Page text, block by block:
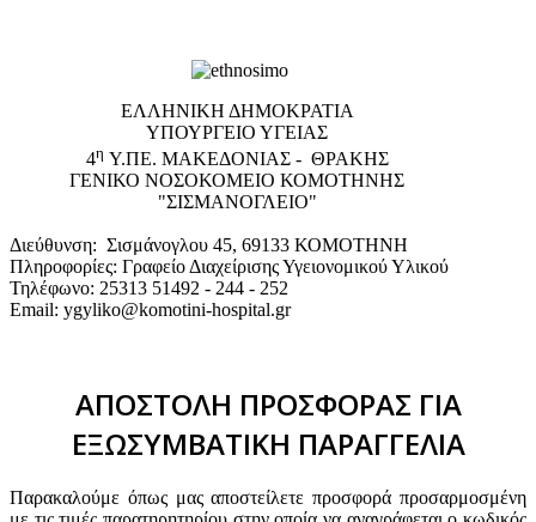
EΛΛΗΝΙΚΗ ΔΗΜΟΚΡΑΤΙΑ
ΥΠΟΥΡΓΕΙΟ ΥΓΕΙΑΣ
4η Υ.ΠΕ. ΜΑΚΕΔΟΝΙΑΣ - ΘΡΑΚΗΣ
ΓΕΝΙΚΟ NΟΣΟΚΟΜΕΙΟ ΚΟΜΟΤΗΝΗΣ
"ΣΙΣΜΑΝΟΓΛΕΙΟ"
Διεύθυνση: Σισμάνογλου 45, 69133 ΚΟΜΟΤΗΝΗ
Πληροφορίες: Γραφείο Διαχείρισης Υγειονομικού Υλικού
Τηλέφωνο: 25313 51492 - 244 - 252
Email: ygyliko@komotini-hospital.gr
ΑΠΟΣΤΟΛΗ ΠΡΟΣΦΟΡΑΣ ΓΙΑ
ΕΞΩΣΥΜΒΑΤΙΚΗ ΠΑΡΑΓΓΕΛΙΑ
Παρακαλούμε όπως μας αποστείλετε προσφορά προσαρμοσμένη